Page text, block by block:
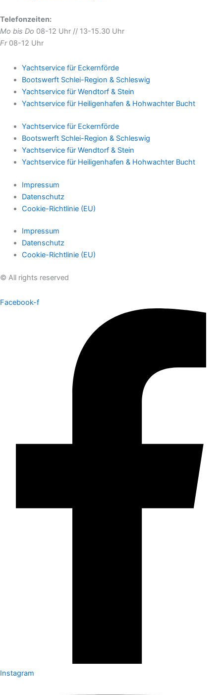
Telefonzeiten:
Mo bis Do 08-12 Uhr // 13-15.30 Uhr
Fr 08-12 Uhr
Yachtservice für Eckernförde
Bootswerft Schlei-Region & Schleswig
Yachtservice für Wendtorf & Stein
Yachtservice für Heiligenhafen & Hohwachter Bucht
Yachtservice für Eckernförde
Bootswerft Schlei-Region & Schleswig
Yachtservice für Wendtorf & Stein
Yachtservice für Heiligenhafen & Hohwachter Bucht
Impressum
Datenschutz
Cookie-Richtlinie (EU)
Impressum
Datenschutz
Cookie-Richtlinie (EU)
© All rights reserved
Facebook-f
Instagram